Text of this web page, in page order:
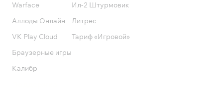
Warface
Аллоды Онлайн
VK Play Cloud
Браузерные игры
Калибр
Ил-2 Штурмовик
Литрес
Тариф «Игровой»